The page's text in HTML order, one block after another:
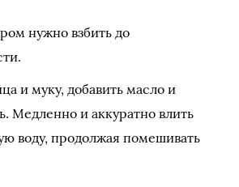
нужно взбить до
и муку, добавить масло и
Медленно и аккуратно влить
воду, продолжая помешивать